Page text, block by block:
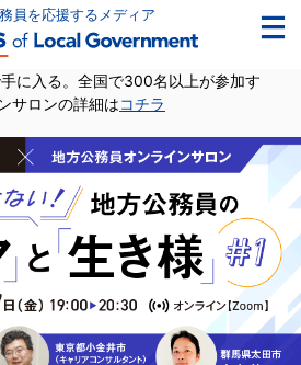
員を応援するメディア
に入る。全国で300名以上が参加す
サロンの詳細はコチラ